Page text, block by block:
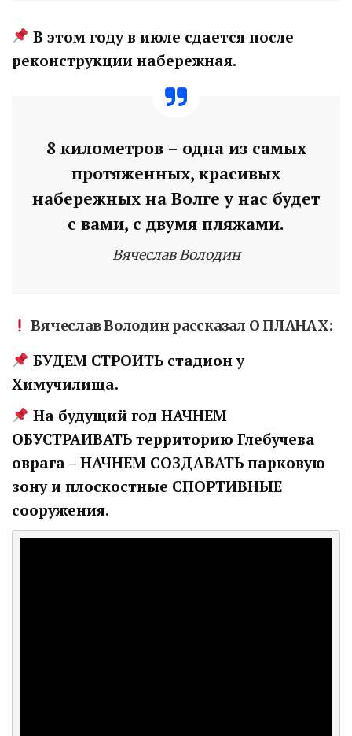
В этом году в июле сдается после
реконструкции набережная.
8 километров – одна из самых
протяженных, красивых
набережных на Волге у нас будет
с вами, с двумя пляжами.
Вячеслав Володин
Вячеслав Володин рассказал О ПЛАНАХ:
БУДЕМ СТРОИТЬ стадион у
Химучилища.
На будущий год НАЧНЕМ
ОБУСТРАИВАТЬ территорию Глебучева
оврага – НАЧНЕМ СОЗДАВАТЬ парковую
зону и плоскостные СПОРТИВНЫЕ
сооружения.